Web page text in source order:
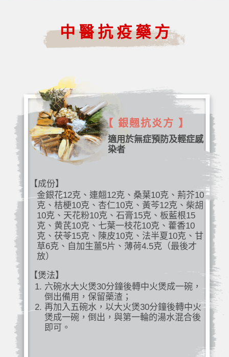
中醫抗疫藥方
【 銀翹抗炎方 】
適用於無症預防及輕症感
染者
【成份】
金銀花12克、連翹12克、桑葉10克、荊芥10
克、桔梗10克、杏仁10克、黃芩12克、柴胡
10克、天花粉10克、石膏15克、板藍根15
克、黄芪10克、七葉一枝花10克、藿香10
克、茯苓15克、陳皮10克、法半夏10克、甘
草6克、自加生薑5片、薄荷4.5克（最後才
放）
【煲法】
六碗水大火煲30分鐘後轉中火煲成一碗，
倒出備用，保留藥渣；
再加入五碗水，以大火煲30分鐘後轉中火
煲成一碗，倒出，與第一輪的湯水混合後
即可。